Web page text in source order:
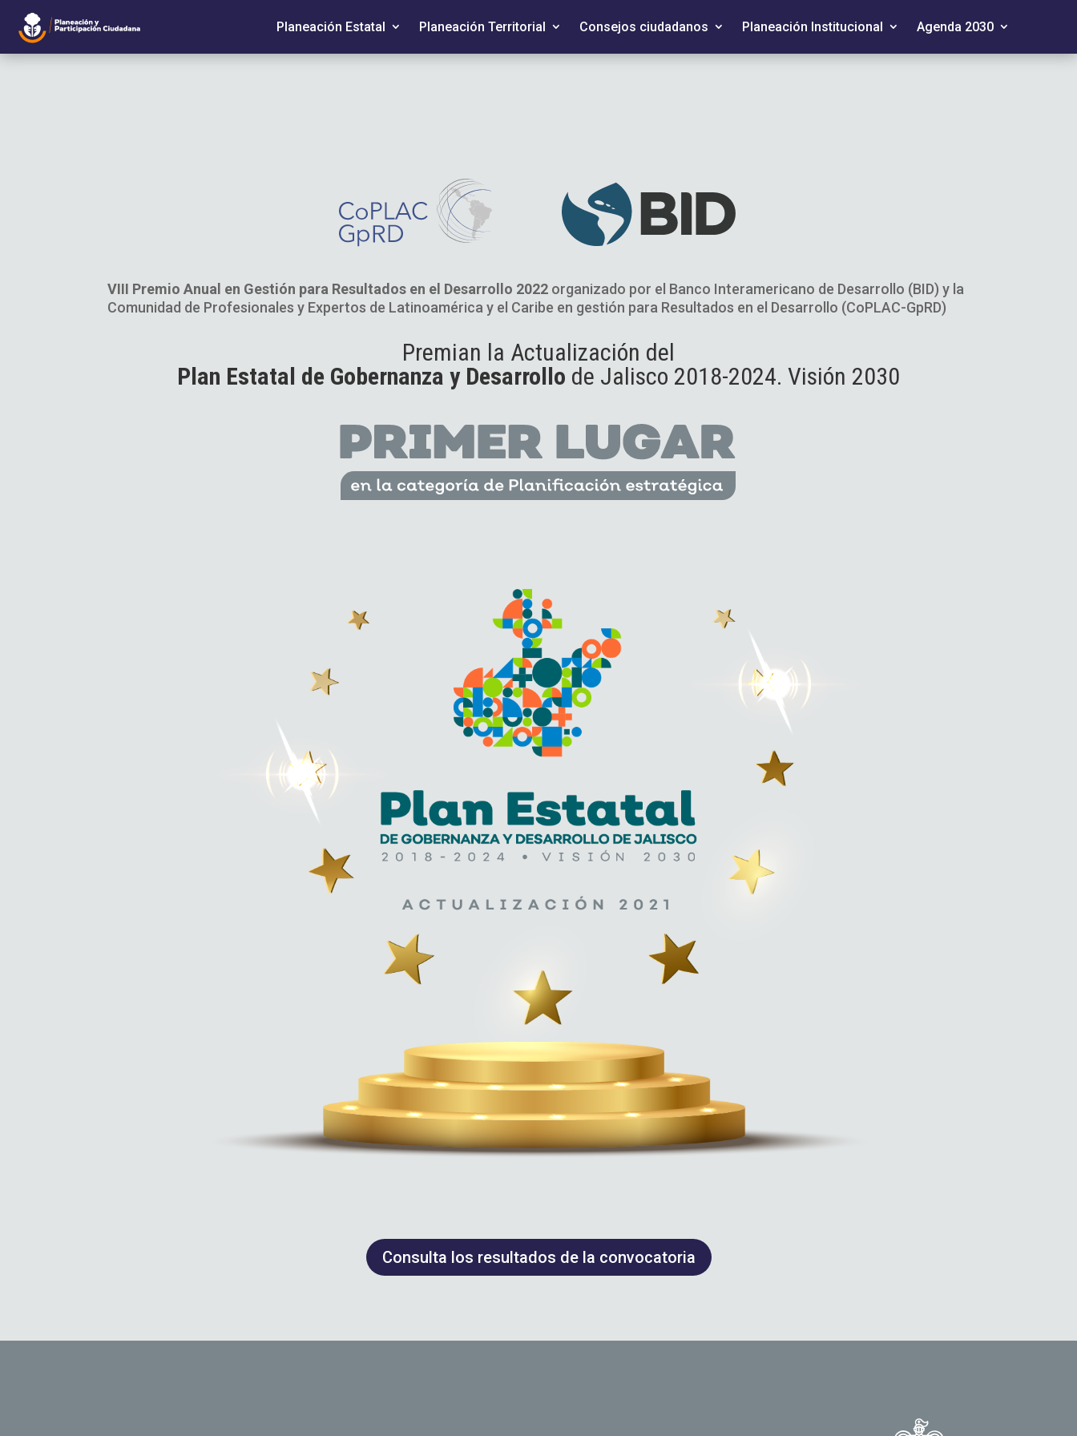
Planeación Estatal Planeación Territorial Consejos ciudadanos Planeación Institucional Agenda 2030
VIII Premio Anual en Gestión para Resultados en el Desarrollo 2022 organizado por el Banco Interamericano de Desarrollo (BID) y la
Comunidad de Profesionales y Expertos de Latinoamérica y el Caribe en gestión para Resultados en el Desarrollo (CoPLAC-GpRD)
Premian la Actualización del
Plan Estatal de Gobernanza y Desarrollo de Jalisco 2018-2024. Visión 2030
Consulta los resultados de la convocatoria